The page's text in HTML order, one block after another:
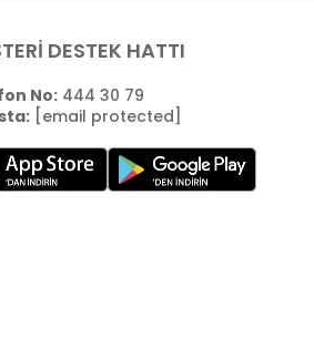
DESTEK HATTI
No:444 30 79
[email protected]